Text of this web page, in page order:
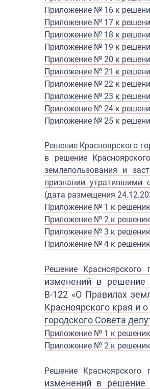
Приложение № 16 к
Приложение № 17 к
Приложение № 18 к
Приложение № 19 к
Приложение № 20 к
Приложение № 21 к
Приложение № 22 к
Приложение № 23 к
Приложение № 24 к
Приложение № 25 к
Решение Красноярского
в решение
землепользования и
признании утратившими
(дата размещения
Приложение № 1 к
Приложение № 2 к
Приложение № 3 к
Приложение № 4 к
Решение
изменений в решение
В-122 «О Правилах
Красноярского края и о
городского Совета
Приложение № 1 к
Приложение № 2 к
Решение
изменений в решение